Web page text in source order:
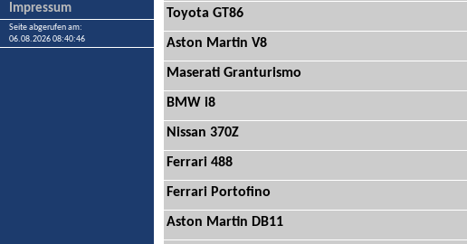
Impressum
Seite abgerufen am:
06.08.2026 08:40:46
Toyota GT86
Aston Martin V8
Maserati Granturismo
BMW i8
Nissan 370Z
Ferrari 488
Ferrari Portofino
Aston Martin DB11